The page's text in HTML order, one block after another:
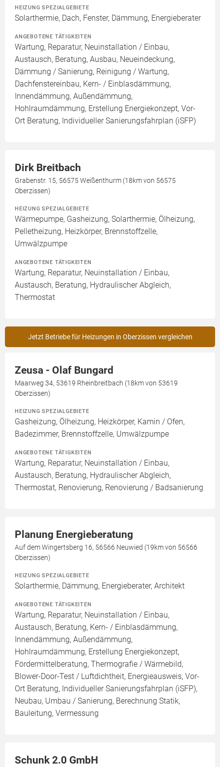
HEIZUNG SPEZIALGEBIETE
Solarthermie, Dach, Fenster, Dämmung, Energieberater
ANGEBOTENE TÄTIGKEITEN
Wartung, Reparatur, Neuinstallation / Einbau,
Austausch, Beratung, Ausbau, Neueindeckung,
Dämmung / Sanierung, Reinigung / Wartung,
Dachfenstereinbau, Kern- / Einblasdämmung,
Innendämmung, Außendämmung,
Hohlraumdämmung, Erstellung Energiekonzept, Vor-
Ort Beratung, Individueller Sanierungsfahrplan (iSFP)
Dirk Breitbach
Grabenstr. 15, 56575 Weißenthurm (18km von 56575
Oberzissen)
HEIZUNG SPEZIALGEBIETE
Wärmepumpe, Gasheizung, Solarthermie, Ölheizung,
Pelletheizung, Heizkörper, Brennstoffzelle,
Umwälzpumpe
ANGEBOTENE TÄTIGKEITEN
Wartung, Reparatur, Neuinstallation / Einbau,
Austausch, Beratung, Hydraulischer Abgleich,
Thermostat
Jetzt Betriebe für Heizungen in Oberzissen vergleichen
Zeusa - Olaf Bungard
Maarweg 34, 53619 Rheinbreitbach (18km von 53619
Oberzissen)
HEIZUNG SPEZIALGEBIETE
Gasheizung, Ölheizung, Heizkörper, Kamin / Ofen,
Badezimmer, Brennstoffzelle, Umwälzpumpe
ANGEBOTENE TÄTIGKEITEN
Wartung, Reparatur, Neuinstallation / Einbau,
Austausch, Beratung, Hydraulischer Abgleich,
Thermostat, Renovierung, Renovierung / Badsanierung
Planung Energieberatung
Auf dem Wingertsberg 16, 56566 Neuwied (19km von 56566
Oberzissen)
HEIZUNG SPEZIALGEBIETE
Solarthermie, Dämmung, Energieberater, Architekt
ANGEBOTENE TÄTIGKEITEN
Wartung, Reparatur, Neuinstallation / Einbau,
Austausch, Beratung, Kern- / Einblasdämmung,
Innendämmung, Außendämmung,
Hohlraumdämmung, Erstellung Energiekonzept,
Fördermittelberatung, Thermografie / Wärmebild,
Blower-Door-Test / Luftdichtheit, Energieausweis, Vor-
Ort Beratung, Individueller Sanierungsfahrplan (iSFP),
Neubau, Umbau / Sanierung, Berechnung Statik,
Bauleitung, Vermessung
Schunk 2.0 GmbH